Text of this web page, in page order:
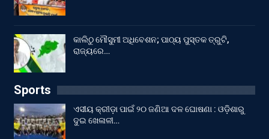
କାଲିଠୁ ମୌସୁମୀ ଅଧିବେଶନ; ପାଠ୍ୟ ପୁସ୍ତକ ତ୍ରୁଟି,
ରାଜ୍ୟରେ…
Sports
ଏସୀୟ କ୍ରୀଡ଼ା ପାଇଁ ୨୦ ଜଣିଆ ଦଳ ଘୋଷଣା : ଓଡ଼ିଶାରୁ
ଦୁଇ ଖେଳାଳୀ…